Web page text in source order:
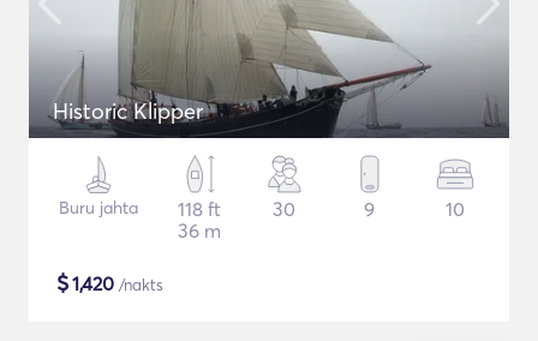
Historic Klipper
Buru jahta
118 ft
36 m
30 9 10
$1,420 /nakts